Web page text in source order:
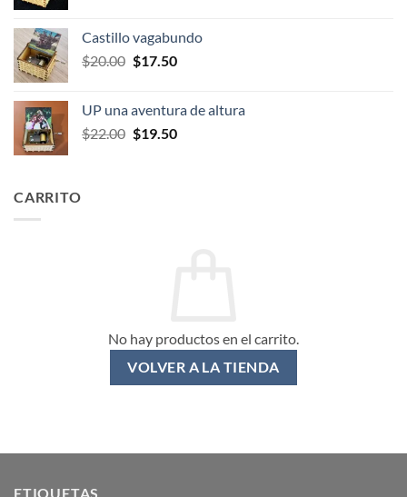
era:
$20.00.
es:
$17.50.
Castillo vagabundo
$20.00 El
era:
$20.00.
$17.50El
es:
$17.50.
UP una aventura de altura
$22.00 El
$19.50El
CARRITO
No hay productos en el carrito.
VOLVER A LA TIENDA
ETIQUETAS